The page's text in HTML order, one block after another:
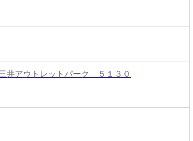
井アウトレットパーク ５１３０